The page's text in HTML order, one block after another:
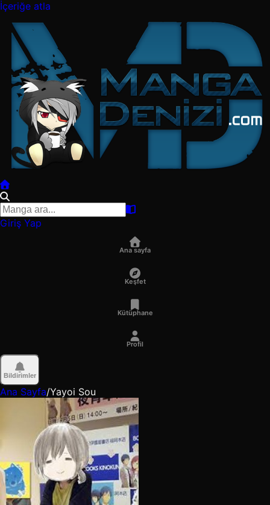
İçeriğe atla
Giriş Yap
Ana sayfa
Keşfet
Kütüphane
Profil
Bildirimler
Ana Sayfa/Yayoi Sou